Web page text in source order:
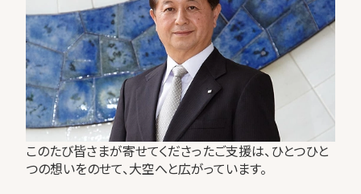
このたび皆さまが寄せてくださったご支援は、ひとつひと
つの想いをのせて、大空へと広がっています。